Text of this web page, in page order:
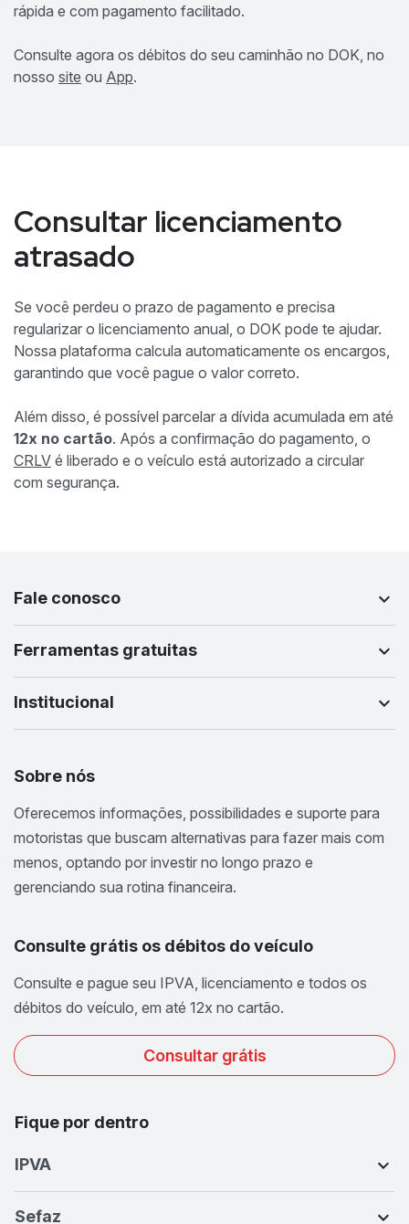
rápida e com pagamento facilitado.
Consulte agora os débitos do seu caminhão no DOK, no
nosso site ou App.
Consultar licenciamento
atrasado
Se você perdeu o prazo de pagamento e precisa
regularizar o licenciamento anual, o DOK pode te ajudar.
Nossa plataforma calcula automaticamente os encargos,
garantindo que você pague o valor correto.
Além disso, é possível parcelar a dívida acumulada em até
12x no cartão. Após a confirmação do pagamento, o
CRLV é liberado e o veículo está autorizado a circular
com segurança.
Fale conosco
Ferramentas gratuitas
Institucional
Sobre nós
Oferecemos informações, possibilidades e suporte para
motoristas que buscam alternativas para fazer mais com
menos, optando por investir no longo prazo e
gerenciando sua rotina financeira.
Consulte grátis os débitos do veículo
Consulte e pague seu IPVA, licenciamento e todos os
débitos do veículo, em até 12x no cartão.
Consultar grátis
Fique por dentro
IPVA
Sefaz